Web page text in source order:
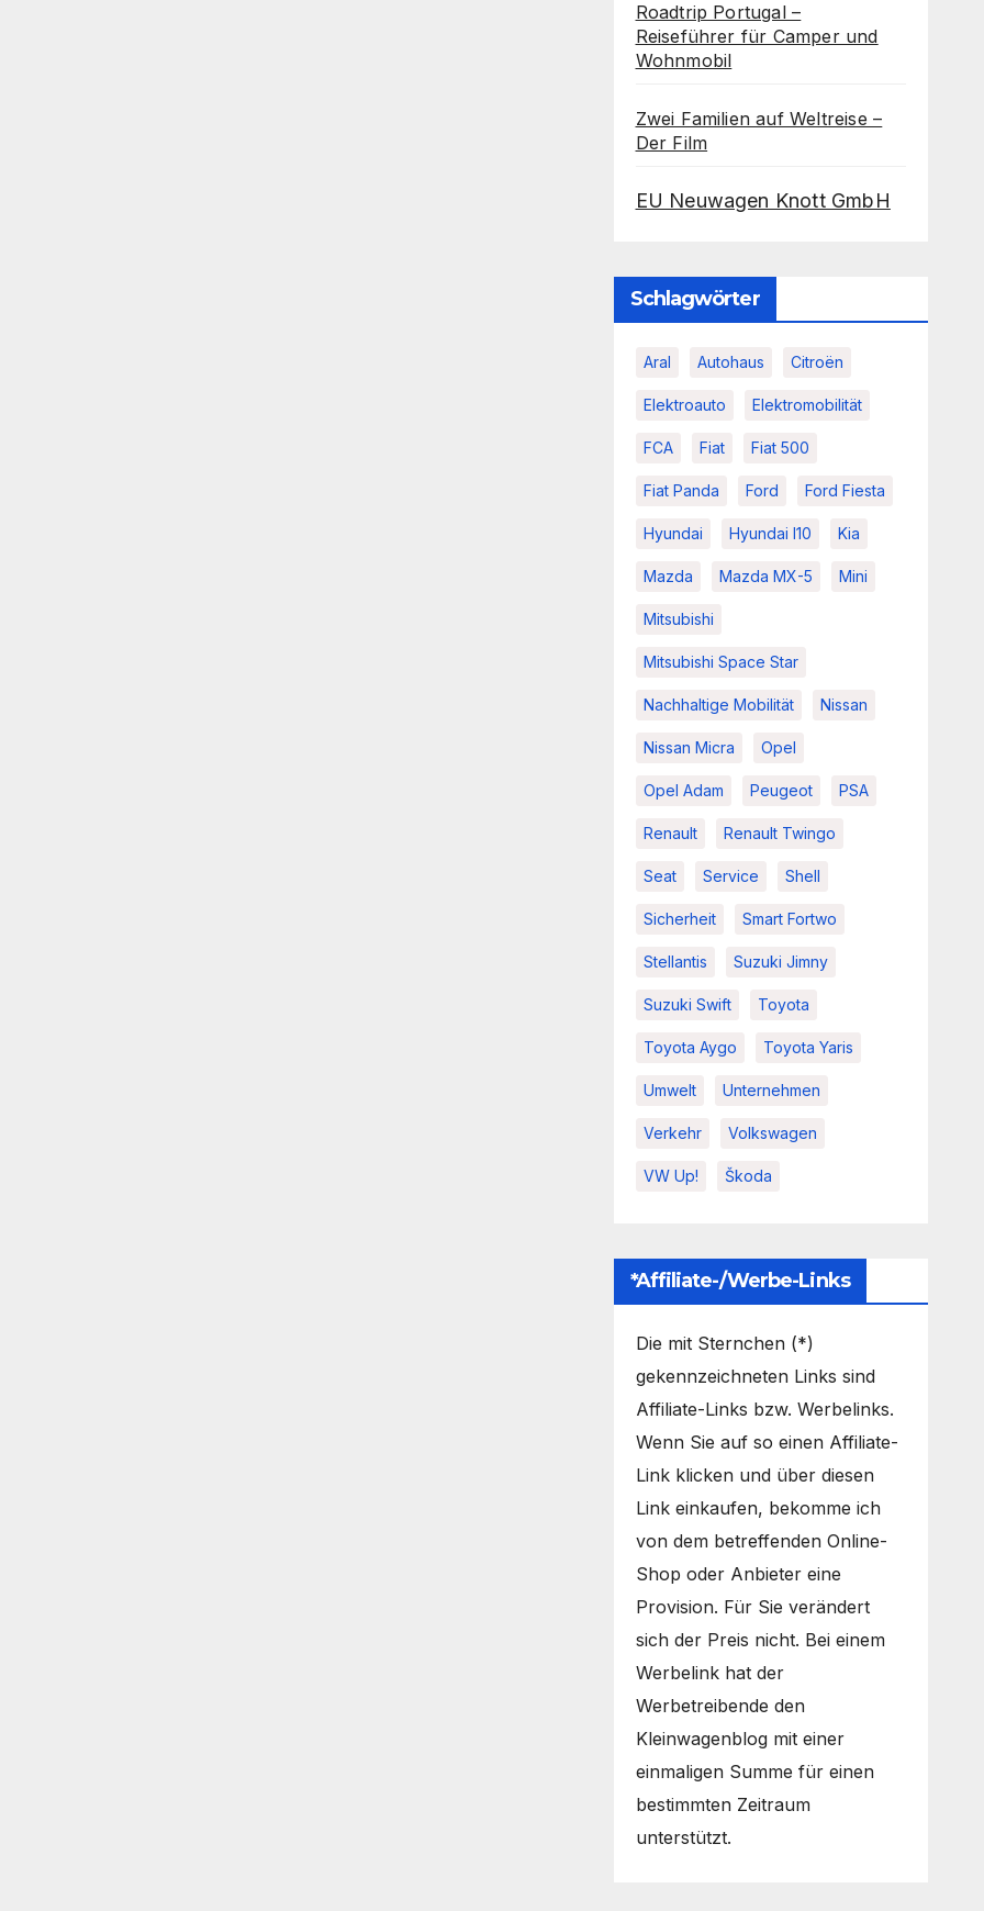
Roadtrip Portugal –
Reiseführer für Camper und
Wohnmobil
Zwei Familien auf Weltreise –
Der Film
EU Neuwagen Knott GmbH
Schlagwörter
Aral Autohaus Citroën
Elektroauto Elektromobilität
FCA Fiat Fiat 500
Fiat Panda Ford Ford Fiesta
Hyundai Hyundai I10 Kia
Mazda Mazda MX-5 Mini
Mitsubishi
Mitsubishi Space Star
Nachhaltige Mobilität Nissan
Nissan Micra Opel
Opel Adam Peugeot PSA
Renault Renault Twingo
Seat Service Shell
Sicherheit Smart Fortwo
Stellantis Suzuki Jimny
Suzuki Swift Toyota
Toyota Aygo Toyota Yaris
Umwelt Unternehmen
Verkehr Volkswagen
VW Up! Škoda
*Affiliate-/Werbe-Links
Die mit Sternchen (*)
gekennzeichneten Links sind
Affiliate-Links bzw. Werbelinks.
Wenn Sie auf so einen Affiliate-
Link klicken und über diesen
Link einkaufen, bekomme ich
von dem betreffenden Online-
Shop oder Anbieter eine
Provision. Für Sie verändert
sich der Preis nicht. Bei einem
Werbelink hat der
Werbetreibende den
Kleinwagenblog mit einer
einmaligen Summe für einen
bestimmten Zeitraum
unterstützt.